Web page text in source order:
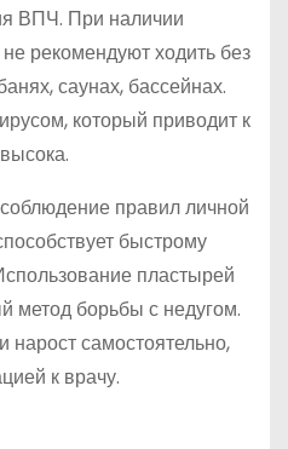
ВПЧ. При наличии
рекомендуют ходить без
саунах, бассейнах.
который приводит к
правил личной
быстрому
пластырей
метод борьбы с недугом.
нарост самостоятельно,
к врачу.